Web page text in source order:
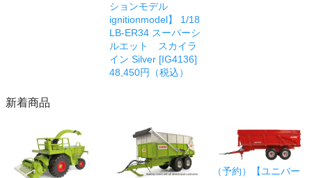
ションモデル
ignitionmodel】 1/18
LB-ER34 スーパーシ
ルエット スカイラ
イン Silver [IG4136]
48,450円（税込）
新着商品
（予約）【ユニバー